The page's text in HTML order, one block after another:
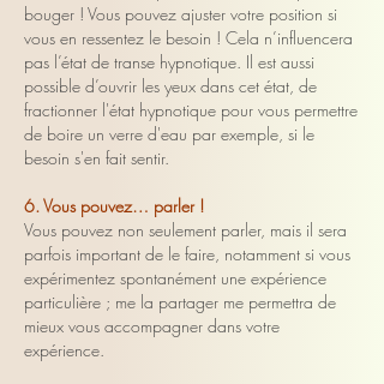
bouger ! Vous pouvez ajuster votre position si
vous en ressentez le besoin ! Cela n’influencera
pas l’état de transe hypnotique. Il est aussi
possible d’ouvrir les yeux dans cet état, de
fractionner l'état hypnotique pour vous permettre
de boire un verre d'eau par exemple, si le
besoin s'en fait sentir.
6. Vous pouvez… parler !
Vous pouvez non seulement parler, mais il sera
parfois important de le faire, notamment si vous
expérimentez spontanément une expérience
particulière ; me la partager me permettra de
mieux vous accompagner dans votre
expérience.